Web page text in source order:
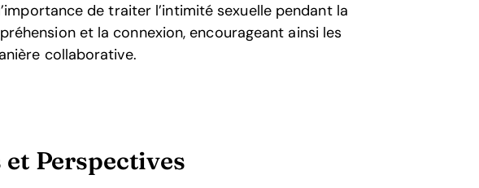
de traiter l’intimité sexuelle pendant la
et la connexion, encourageant ainsi les
collaborative.
Perspectives